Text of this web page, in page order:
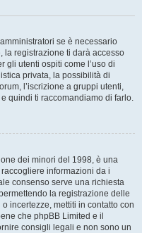
se è necessario
la registrazione ti darà accesso
gli utenti ospiti come l’uso di
privata, la possibilità di
l’iscrizione a gruppi utenti,
quindi ti raccomandiamo di farlo.
dei minori del 1998, è una
informazioni da i
consenso serve una richiesta
la registrazione delle
incertezze, mettiti in contatto con
che phpBB Limited e il
consigli legali e non sono un